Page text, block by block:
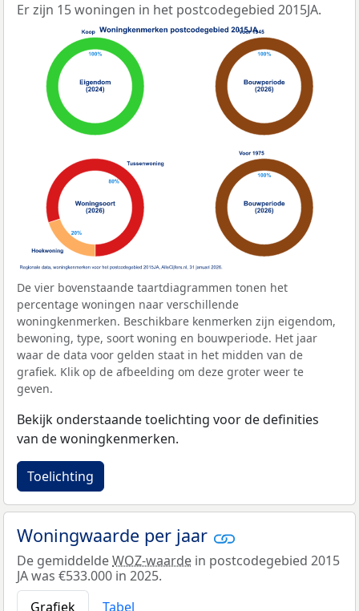
Er zijn 15 woningen in het postcodegebied 2015JA.
De vier bovenstaande taartdiagrammen tonen het
percentage woningen naar verschillende
woningkenmerken. Beschikbare kenmerken zijn eigendom,
bewoning, type, soort woning en bouwperiode. Het jaar
waar de data voor gelden staat in het midden van de
grafiek. Klik op de afbeelding om deze groter weer te
geven.
Bekijk onderstaande toelichting voor de definities
van de woningkenmerken.
Toelichting
Woningwaarde per jaar
De gemiddeldeWOZ-waarde in postcodegebied 2015
JA was €533.000 in 2025.
Grafiek
Tabel